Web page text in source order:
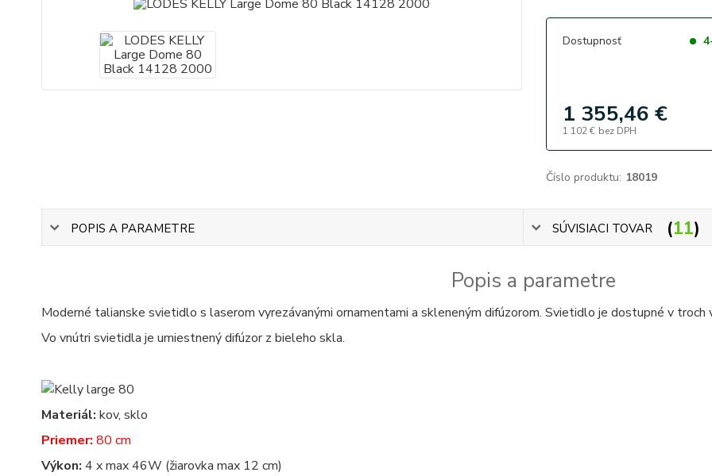
Dostupnosť
1 355,46 €
1 102 € bez DPH
Číslo produktu: 18019
POPIS A PARAMETRE SÚVISIACI TOVAR 11
Popis a parametre
Moderné talianske svietidlo s laserom vyrezávanými ornamentami a skleneným difúzorom. Svietidlo je dostupné v troch
Vo vnútri svietidla je umiestnený difúzor z bieleho skla.
Materiál: kov, sklo
Priemer: 80 cm
Výkon: 4 x max 46W (žiarovka max 12 cm)